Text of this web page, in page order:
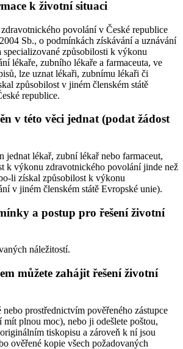
k životní situaci
povolání v České republice
Sb., o podmínkách získávání a uznávání
specializované způsobilosti k výkonu
lékaře, zubního lékaře a farmaceuta, ve
lze uznat lékaři, zubnímu lékaři či
způsobilost v jiném členském státě
republice.
v této věci jednat (podat žádost
jednat lékař, zubní lékař nebo farmaceut,
k výkonu zdravotnického povolání jinde než
li získal způsobilost k výkonu
v jiném členském státě Evropské unie).
a postup pro řešení životní
náležitostí.
můžete zahájit řešení životní
nebo prostřednictvím pověřeného zástupce
mít plnou moc), nebo ji odešlete poštou,
tiskopisu a zároveň k ní jsou
ověřené kopie všech požadovaných